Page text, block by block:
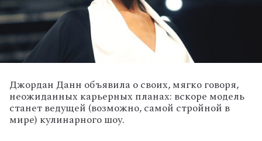
Джордан Данн объявила о своих, мягко говоря,
неожиданных карьерных планах: вскоре модель
станет ведущей (возможно, самой стройной в
мире) кулинарного шоу.